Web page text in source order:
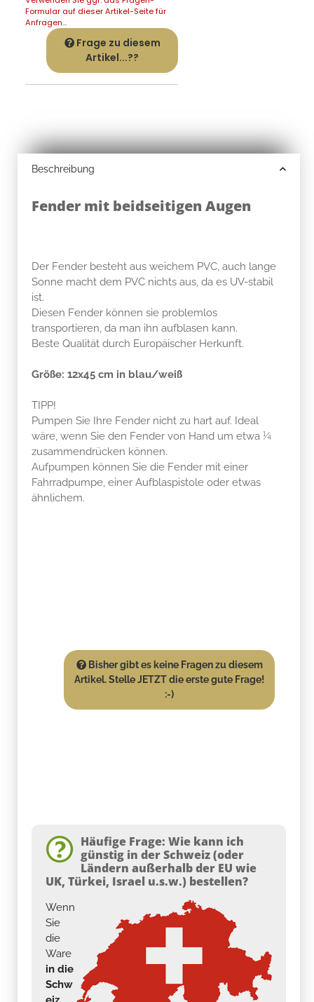
Formular auf dieser Artikel-Seite für
Anfragen...
Frage zu diesem
Artikel...??
Beschreibung
Fender mit beidseitigen Augen
Der Fender besteht aus weichem PVC, auch lange
Sonne macht dem PVC nichts aus, da es UV-stabil
ist.
Diesen Fender können sie problemlos
transportieren, da man ihn aufblasen kann.
Beste Qualität durch Europäischer Herkunft.
Größe: 12x45 cm in blau/weiß
TIPP!
Pumpen Sie Ihre Fender nicht zu hart auf. Ideal
wäre, wenn Sie den Fender von Hand um etwa ¼
zusammendrücken können.
Aufpumpen können Sie die Fender mit einer
Fahrradpumpe, einer Aufblaspistole oder etwas
ähnlichem.
Bisher gibt es keine Fragen zu diesem
Artikel. Stelle JETZT die erste gute Frage!
:-)
Häufige Frage: Wie kann ich
günstig in der Schweiz (oder
Ländern außerhalb der EU wie
UK, Türkei, Israel u.s.w.) bestellen?
Wenn
Sie
die
Ware
in die
Schw